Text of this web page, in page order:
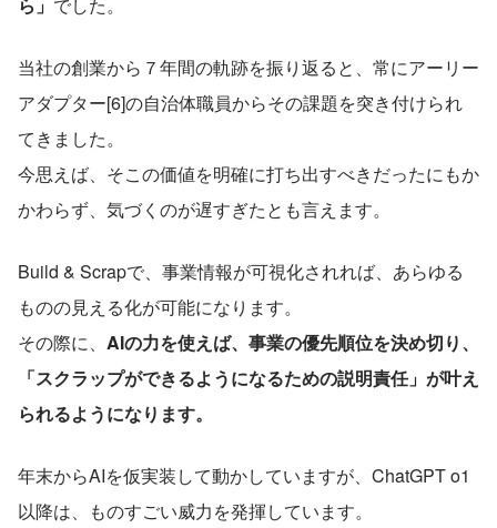
当社の創業から７年間の軌跡を振り返ると、常にアーリー
アダプター[6]の自治体職員からその課題を突き付けられ
てきました。
今思えば、そこの価値を明確に打ち出すべきだったにもか
かわらず、気づくのが遅すぎたとも言えます。
Build & Scrapで、事業情報が可視化されれば、あらゆる
ものの見える化が可能になります。
その際に、 AIの力を使えば、事業の優先順位を決め切り、
「スクラップができるようになるための説明責任」が叶え
られるようになります。
年末からAIを仮実装して動かしていますが、ChatGPT o1
以降は、ものすごい威力を発揮しています。